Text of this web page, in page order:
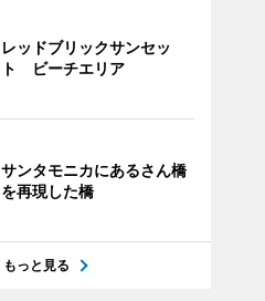
レッドブリックサンセッ
ト ビーチエリア
サンタモニカにあるさん橋
を再現した橋
もっと見る